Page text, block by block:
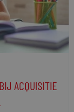
ACQUISITIE